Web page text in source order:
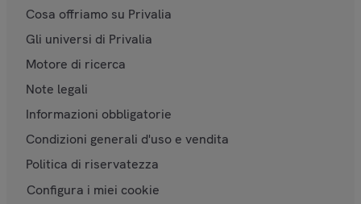
Cosa offriamo su Privalia
Gli universi di Privalia
Motore di ricerca
Note legali
Informazioni obbligatorie
Condizioni generali d'uso e vendita
Politica di riservatezza
Configura i miei cookie